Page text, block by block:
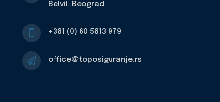
Belvil, Beograd
+381 (0) 60 5813 979
 office@toposiguranje.rs